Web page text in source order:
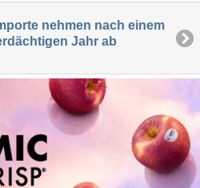
nehmen nach einem
Jahr ab